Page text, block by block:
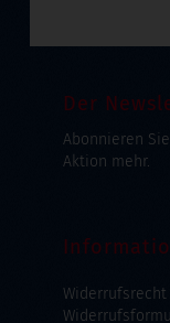
Der
Abonnieren
Aktion mehr.